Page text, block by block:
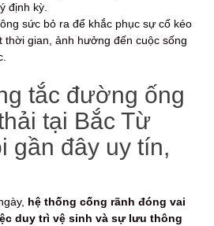
định kỳ.
sức bỏ ra để khắc phục sự cố kéo
thời gian, ảnh hưởng đến cuộc sống
tắc đường ống
tại Bắc Từ
gần đây uy tín,
hệ thống cống rãnh đóng vai
duy trì vệ sinh và sự lưu thông